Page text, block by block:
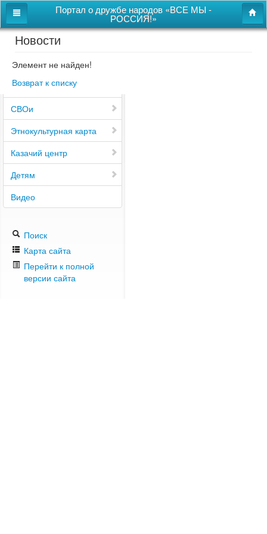
Портал о дружбе народов «ВСЕ МЫ -
РОССИЯ!»
Главная
Дом дружбы народов
Новости
СВОи
Этнокультурная карта
Казачий центр
Детям
Видео
Поиск
Карта сайта
Перейти к полной
версии сайта
Новости
Элемент не найден!
Возврат к списку